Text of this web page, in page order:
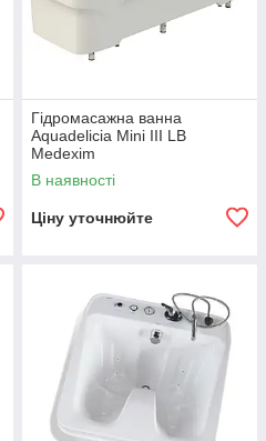
Гідромасажна ванна
Aquadelicia Mini III LB
Medexim
В наявності
Ціну уточнюйте